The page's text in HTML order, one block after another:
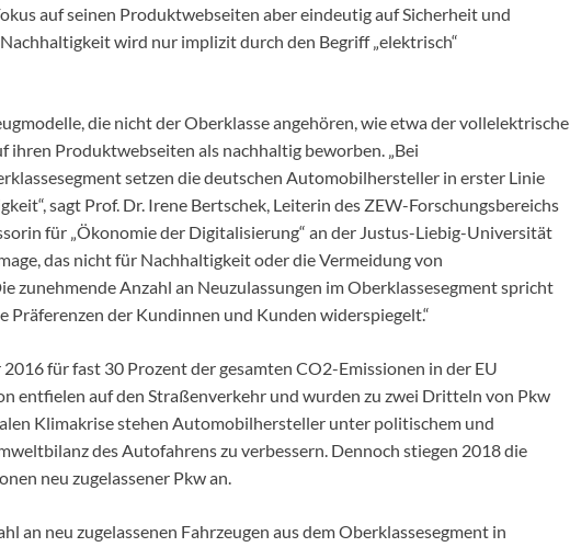
auf seinen Produktwebseiten aber eindeutig auf Sicherheit und
wird nur implizit durch den Begriff „elektrisch“
die nicht der Oberklasse angehören, wie etwa der vollelektrische
ihren Produktwebseiten als nachhaltig beworben. „Bei
setzen die deutschen Automobilhersteller in erster Linie
sagt Prof. Dr. Irene Bertschek, Leiterin des ZEW-Forschungsbereichs
für „Ökonomie der Digitalisierung“ an der Justus-Liebig-Universität
das nicht für Nachhaltigkeit oder die Vermeidung von
zunehmende Anzahl an Neuzulassungen im Oberklassesegment spricht
Präferenzen der Kundinnen und Kunden widerspiegelt.“
für fast 30 Prozent der gesamten CO2-Emissionen in der EU
entfielen auf den Straßenverkehr und wurden zu zwei Dritteln von Pkw
Klimakrise stehen Automobilhersteller unter politischem und
des Autofahrens zu verbessern. Dennoch stiegen 2018 die
neu zugelassener Pkw an.
an neu zugelassenen Fahrzeugen aus dem Oberklassesegment in